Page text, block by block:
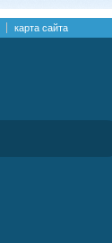
карта сайта